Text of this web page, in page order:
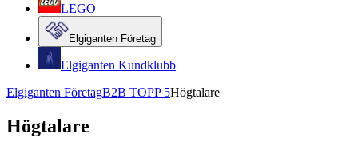
LEGO
Elgiganten Företag
Elgiganten Kundklubb
Elgiganten FöretagB2B TOPP 5Högtalare
Högtalare